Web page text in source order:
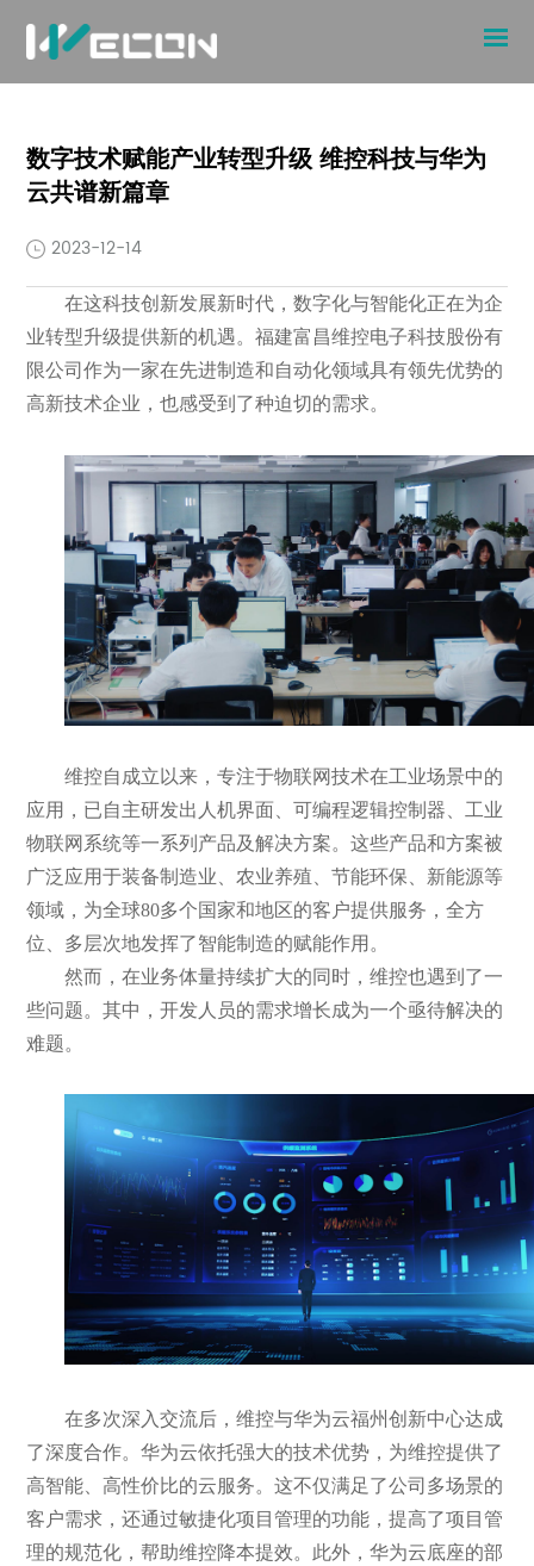
数字技术赋能产业转型升级 维控科技与华为
云共谱新篇章
2023-12-14
在这科技创新发展新时代，数字化与智能化正在为企
业转型升级提供新的机遇。福建富昌维控电子科技股份有
限公司作为一家在先进制造和自动化领域具有领先优势的
高新技术企业，也感受到了种迫切的需求。
维控自成立以来，专注于物联网技术在工业场景中的
应用，已自主研发出人机界面、可编程逻辑控制器、工业
物联网系统等一系列产品及解决方案。这些产品和方案被
广泛应用于装备制造业、农业养殖、节能环保、新能源等
领域，为全球80多个国家和地区的客户提供服务，全方
位、多层次地发挥了智能制造的赋能作用。
然而，在业务体量持续扩大的同时，维控也遇到了一
些问题。其中，开发人员的需求增长成为一个亟待解决的
难题。
在多次深入交流后，维控与华为云福州创新中心达成
了深度合作。华为云依托强大的技术优势，为维控提供了
高智能、高性价比的云服务。这不仅满足了公司多场景的
客户需求，还通过敏捷化项目管理的功能，提高了项目管
理的规范化，帮助维控降本提效。此外，华为云底座的部